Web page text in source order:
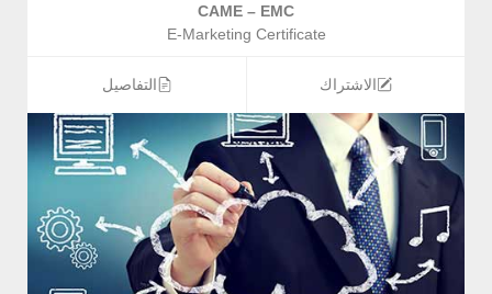
CAME – EMC
E-Marketing Certificate
الاشتراك التفاصيل